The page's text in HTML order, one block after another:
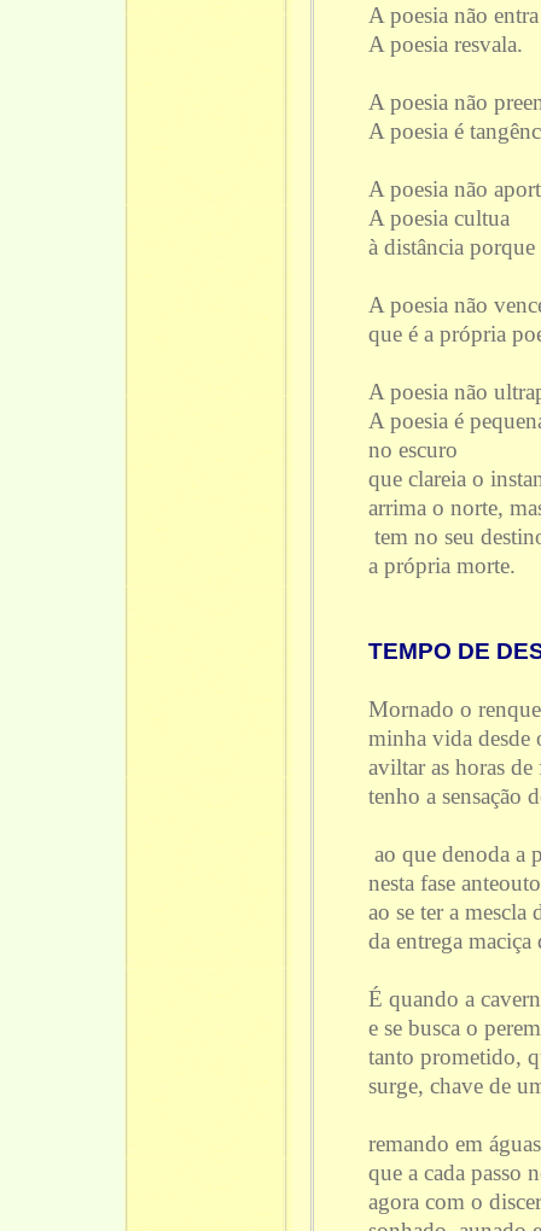
A poesia não
A poesia resvala.
A poesia não
A poesia é
A poesia não
A poesia cultua
à distância porque
A poesia não
que é a própria
A poesia não
A poesia é
no escuro
que clareia o
arrima o norte,
tem no seu
a própria morte.
TEMPO DE
Mornado o
minha vida desde
aviltar as horas de
tenho a sensação
ao que denoda a
nesta fase
ao se ter a
da entrega
É quando a
e se busca o
tanto prometido,
surge, chave de
remando em
que a cada passo
agora com o